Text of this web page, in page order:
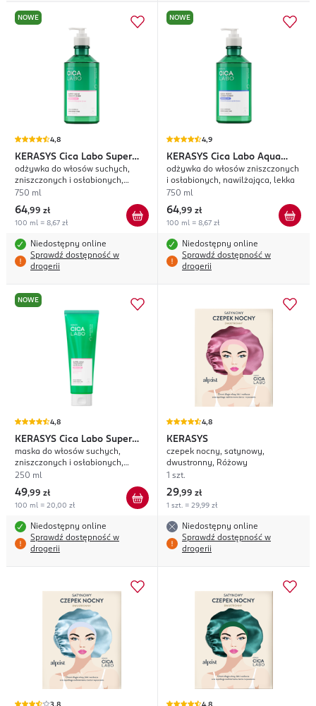
NOWE
4,8
KERASYS Cica Labo Super
Aqua
odżywka do włosów suchych,
zniszczonych i osłabionych,
intensywnie nawilżająca
750 ml
64,99 zł
100 ml = 8,67 zł
Niedostępny online
Sprawdź dostępność w
drogerii
NOWE
4,9
KERASYS Cica Labo Aqua
Moist
odżywka do włosów zniszczonych
i osłabionych, nawilżająca, lekka
750 ml
64,99 zł
100 ml = 8,67 zł
Niedostępny online
Sprawdź dostępność w
drogerii
NOWE
4,8
KERASYS Cica Labo Super
Aqua
maska do włosów suchych,
zniszczonych i osłabionych,
nawilżająco-regenerująca
250 ml
49,99 zł
100 ml = 20,00 zł
Niedostępny online
Sprawdź dostępność w
drogerii
4,8
KERASYS
czepek nocny, satynowy,
dwustronny, Różowy
1 szt.
29,99 zł
1 szt. = 29,99 zł
Niedostępny online
Sprawdź dostępność w
drogerii